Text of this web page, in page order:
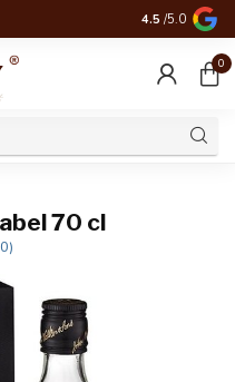
Voor 16:00
4.5 /5.0
0
70 cl